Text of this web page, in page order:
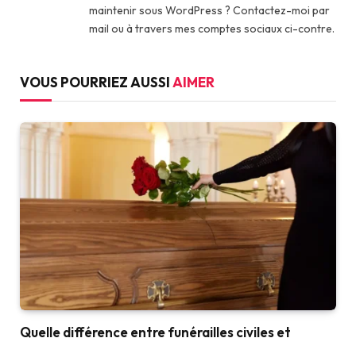
maintenir sous WordPress ? Contactez-moi par
mail ou à travers mes comptes sociaux ci-contre.
VOUS POURRIEZ AUSSIAIMER
Quelle différence entre funérailles civiles et